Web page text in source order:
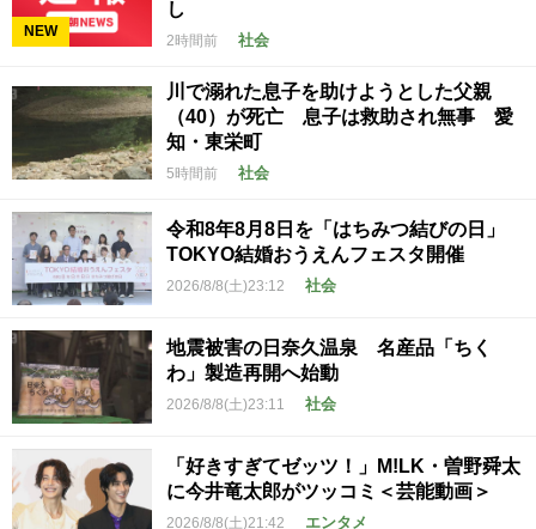
NEW
し
2時間前 社会
川で溺れた息子を助けようとした父親
（40）が死亡 息子は救助され無事 愛
知・東栄町
5時間前 社会
令和8年8月8日を「はちみつ結びの日」
TOKYO結婚おうえんフェスタ開催
2026/8/8(土)23:12 社会
地震被害の日奈久温泉 名産品「ちく
わ」製造再開へ始動
2026/8/8(土)23:11 社会
「好きすぎてゼッツ！」M!LK・曽野舜太
に今井竜太郎がツッコミ＜芸能動画＞
2026/8/8(土)21:42 エンタメ